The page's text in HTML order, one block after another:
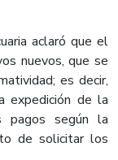
aclaró que el
nuevos, que se
es decir,
expedición de la
pagos según la
de solicitar los